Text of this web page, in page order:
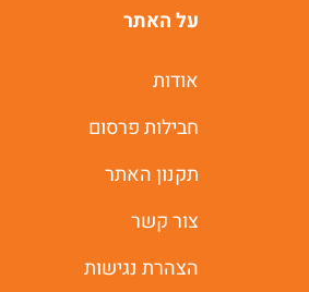
על האתר
אודות
חבילות פרסום
תקנון האתר
צור קשר
הצהרת נגישות